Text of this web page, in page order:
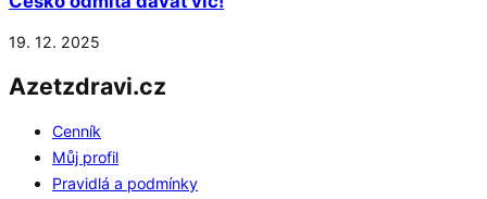
19. 12. 2025
Azetzdravi.cz
Cenník
Můj profil
Pravidlá a podmínky